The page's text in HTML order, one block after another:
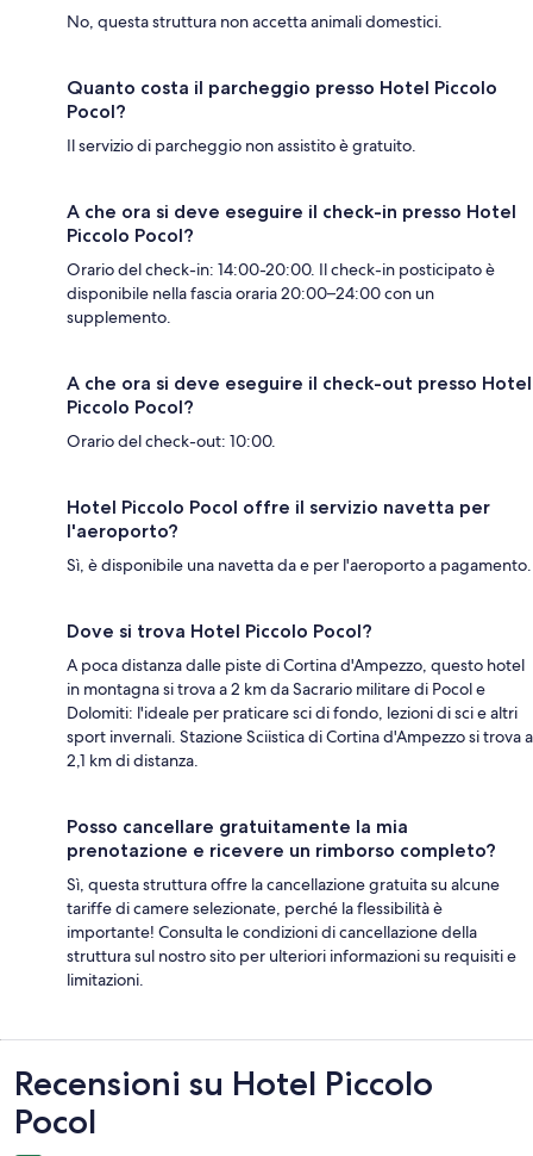
No, questa struttura non accetta animali domestici.
Quanto costa il parcheggio presso Hotel Piccolo
Pocol?
Il servizio di parcheggio non assistito è gratuito.
A che ora si deve eseguire il check-in presso Hotel
Piccolo Pocol?
Orario del check-in: 14:00-20:00. Il check-in posticipato è
disponibile nella fascia oraria 20:00–24:00 con un
supplemento.
A che ora si deve eseguire il check-out presso Hotel
Piccolo Pocol?
Orario del check-out: 10:00.
Hotel Piccolo Pocol offre il servizio navetta per
l'aeroporto?
Sì, è disponibile una navetta da e per l'aeroporto a pagamento.
Dove si trova Hotel Piccolo Pocol?
A poca distanza dalle piste di Cortina d'Ampezzo, questo hotel
in montagna si trova a 2 km da Sacrario militare di Pocol e
Dolomiti: l'ideale per praticare sci di fondo, lezioni di sci e altri
sport invernali. Stazione Sciistica di Cortina d'Ampezzo si trova a
2,1 km di distanza.
Posso cancellare gratuitamente la mia
prenotazione e ricevere un rimborso completo?
Sì, questa struttura offre la cancellazione gratuita su alcune
tariffe di camere selezionate, perché la flessibilità è
importante! Consulta le condizioni di cancellazione della
struttura sul nostro sito per ulteriori informazioni su requisiti e
limitazioni.
Recensioni
Recensioni su Hotel Piccolo
Pocol